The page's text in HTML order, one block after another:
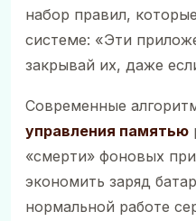
набор правил,
системе: «Эти
закрывай их, даже
Современные
управления памятью
«смерти» фоновых
экономить заряд
нормальной работе